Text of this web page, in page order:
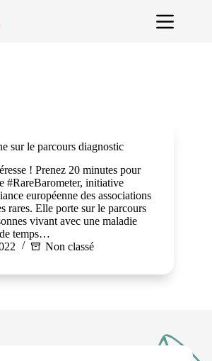
sur le parcours diagnostic
! Prenez 20 minutes pour
#RareBarometer, initiative
européenne des associations
rares. Elle porte sur le parcours
vivant avec une maladie
temps…
Non classé